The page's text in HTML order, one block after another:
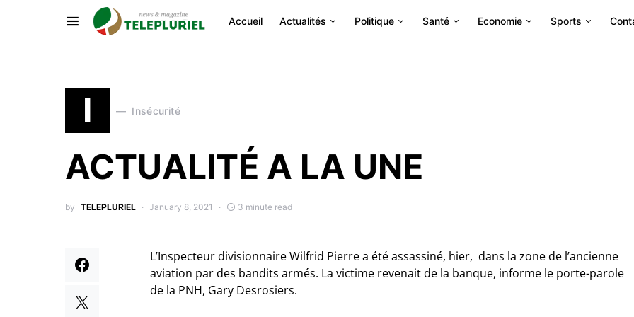
Accueil Actualités Politique Santé Economie Sports
I Insécurité
ACTUALITÉ A LA UNE
by TELEPLURIEL January 8, 2021 3 minute read
L’Inspecteur divisionnaire Wilfrid Pierre a été assassiné, hier, dans la zone de l’ancienne
aviation par des bandits armés. La victime revenait de la banque, informe le porte-parole
de la PNH, Gary Desrosiers.